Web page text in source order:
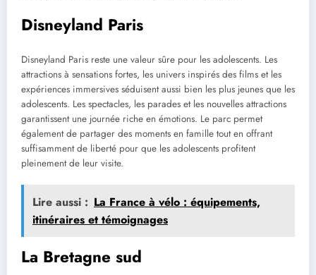
Disneyland Paris
Disneyland Paris reste une valeur sûre pour les adolescents. Les
attractions à sensations fortes, les univers inspirés des films et les
expériences immersives séduisent aussi bien les plus jeunes que les
adolescents. Les spectacles, les parades et les nouvelles attractions
garantissent une journée riche en émotions. Le parc permet
également de partager des moments en famille tout en offrant
suffisamment de liberté pour que les adolescents profitent
pleinement de leur visite.
Lire aussi : La France à vélo : équipements,
itinéraires et témoignages
La Bretagne sud